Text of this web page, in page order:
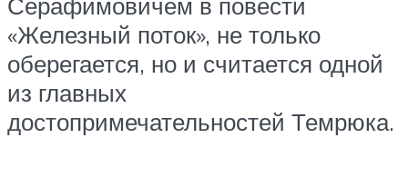
«Железный поток», не только
оберегается, но и считается одной
из главных
достопримечательностей Темрюка.